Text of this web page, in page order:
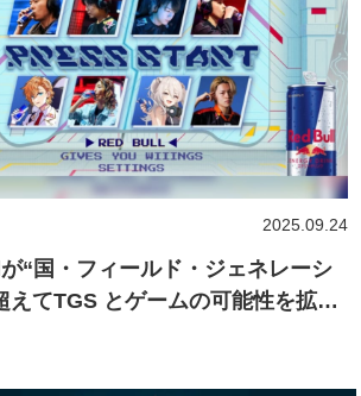
“国・フィールド・ジェネレーシ
えてTGS とゲームの可能性を拡張
2025.09.24